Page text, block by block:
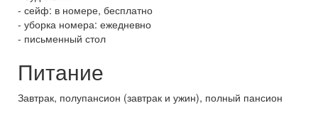
- сейф: в номере, бесплатно
- уборка номера: ежедневно
- письменный стол
Питание
Завтрак, полупансион (завтрак и ужин), полный пансион